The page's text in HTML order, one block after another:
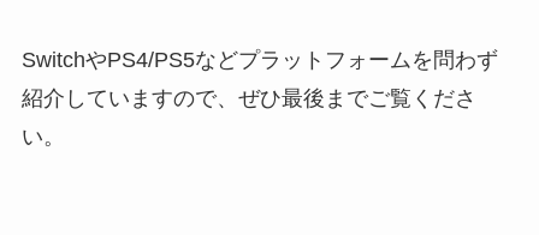
SwitchやPS4/PS5などプラットフォームを問わず
紹介していますので、ぜひ最後までご覧くださ
い。